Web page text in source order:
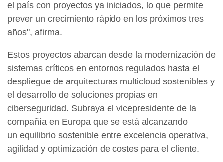
el país con proyectos ya iniciados, lo que permite
prever un crecimiento rápido en los próximos tres
años", afirma.
Estos proyectos abarcan desde la modernización de
sistemas críticos en entornos regulados hasta el
despliegue de arquitecturas multicloud sostenibles y
el desarrollo de soluciones propias en
ciberseguridad. Subraya el vicepresidente de la
compañía en Europa que se está alcanzando
un equilibrio sostenible entre excelencia operativa,
agilidad y optimización de costes para el cliente.